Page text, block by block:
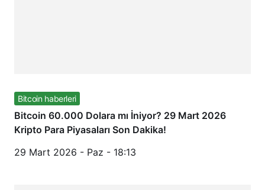
Bitcoin haberleri
Bitcoin 60.000 Dolara mı İniyor? 29 Mart 2026
Kripto Para Piyasaları Son Dakika!
29 Mart 2026 - Paz - 18:13